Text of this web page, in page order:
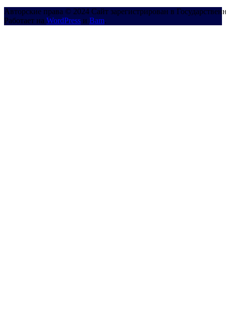
Авторские права © 2024 Сайт зарегистрирован в
Работает на WordPress и Bam.